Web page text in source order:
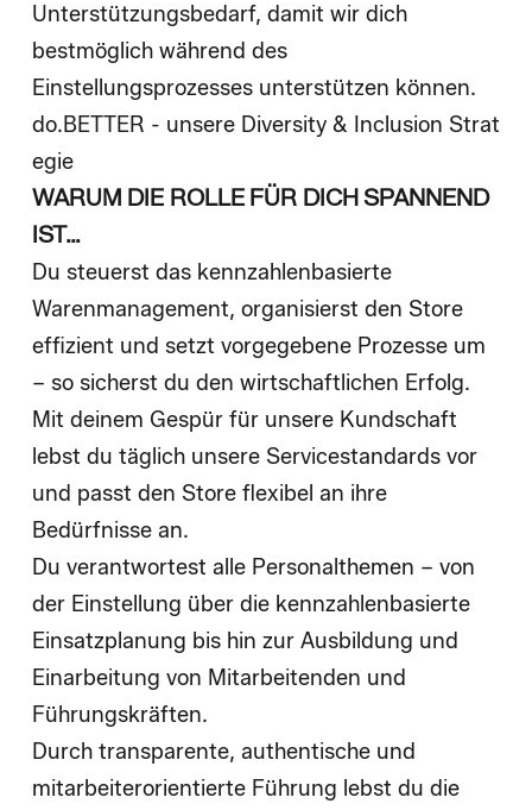
Unterstützungsbedarf, damit wir dich
bestmöglich während des
Einstellungsprozesses unterstützen können.
do.BETTER - unsere Diversity & Inclusion Strat
egie
WARUM DIE ROLLE FÜR DICH SPANNEND
IST…
Du steuerst das kennzahlenbasierte
Warenmanagement, organisierst den Store
effizient und setzt vorgegebene Prozesse um
– so sicherst du den wirtschaftlichen Erfolg.
Mit deinem Gespür für unsere Kundschaft
lebst du täglich unsere Servicestandards vor
und passt den Store flexibel an ihre
Bedürfnisse an.
Du verantwortest alle Personalthemen – von
der Einstellung über die kennzahlenbasierte
Einsatzplanung bis hin zur Ausbildung und
Einarbeitung von Mitarbeitenden und
Führungskräften.
Durch transparente, authentische und
mitarbeiterorientierte Führung lebst du die